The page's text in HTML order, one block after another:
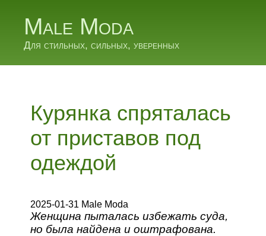
Male Moda
Для стильных, сильных, уверенных
Курянка спряталась
от приставов под
одеждой
2025-01-31 Male Moda
Женщина пыталась избежать суда,
но была найдена и оштрафована.